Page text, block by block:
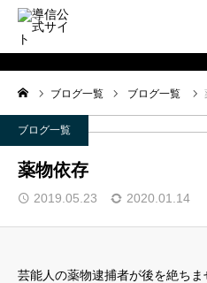
ブログ一覧 ブログ一覧
ブログ一覧
薬物依存
2019.05.23 2020.01.14
芸能人の薬物逮捕者が後を絶ちま
ログイン
ホーム
導信サイト／霊的真理とは
会員登録について